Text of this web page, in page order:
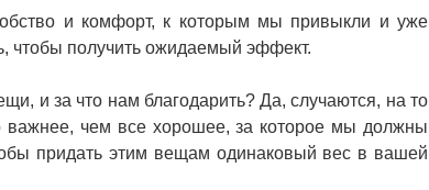
и комфорт, к которым мы привыкли и уже
чтобы получить ожидаемый эффект.
и за что нам благодарить? Да, случаются, на то
чем все хорошее, за которое мы должны
придать этим вещам одинаковый вес в вашей